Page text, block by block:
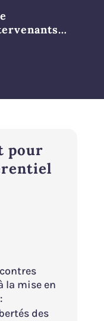
pour
la mise en
des